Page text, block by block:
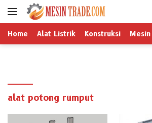
Langsung
Home Alat Listrik Konstruksi
alat potong rumput